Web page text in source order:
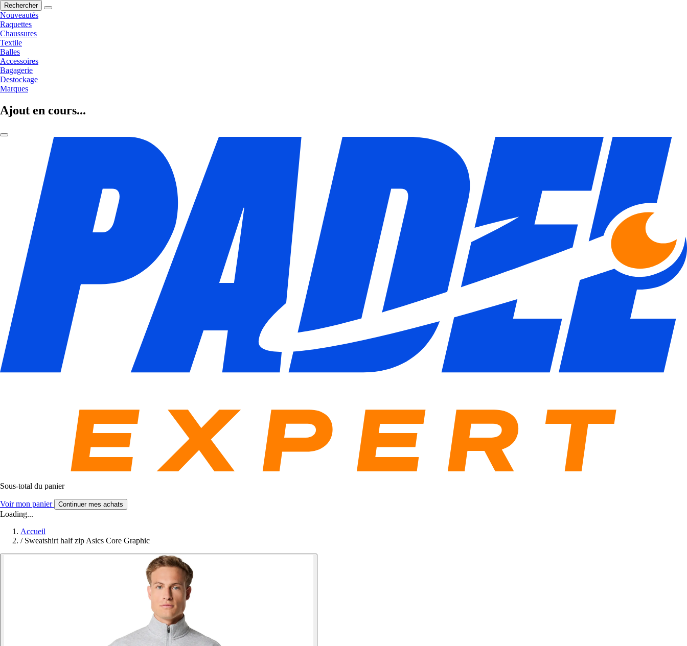
Rechercher
Nouveautés
Raquettes
Chaussures
Textile
Balles
Accessoires
Bagagerie
Destockage
Marques
Ajout en cours...
Sous-total du panier
Voir mon panier Continuer mes achats
Loading...
Accueil
/ Sweatshirt half zip Asics Core Graphic